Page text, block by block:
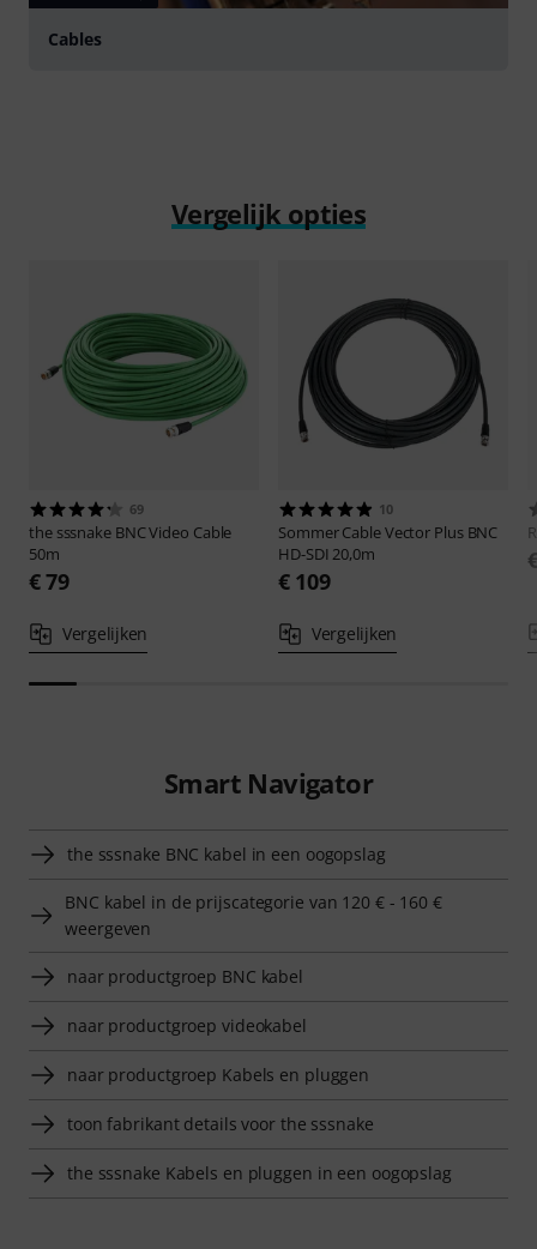
Cables
Vergelijk opties
69
the sssnake BNC Video Cable
50m
€ 79
Vergelijken
10
Sommer CableVector Plus BNC
HD-SDI 20,0m
€ 109
Vergelijken
Smart Navigator
the sssnake BNC kabel in een oogopslag
BNC kabel in de prijscategorie van 120 € - 160 €
weergeven
naar productgroep BNC kabel
naar productgroep videokabel
naar productgroep Kabels en pluggen
toon fabrikant details voor the sssnake
the sssnake Kabels en pluggen in een oogopslag